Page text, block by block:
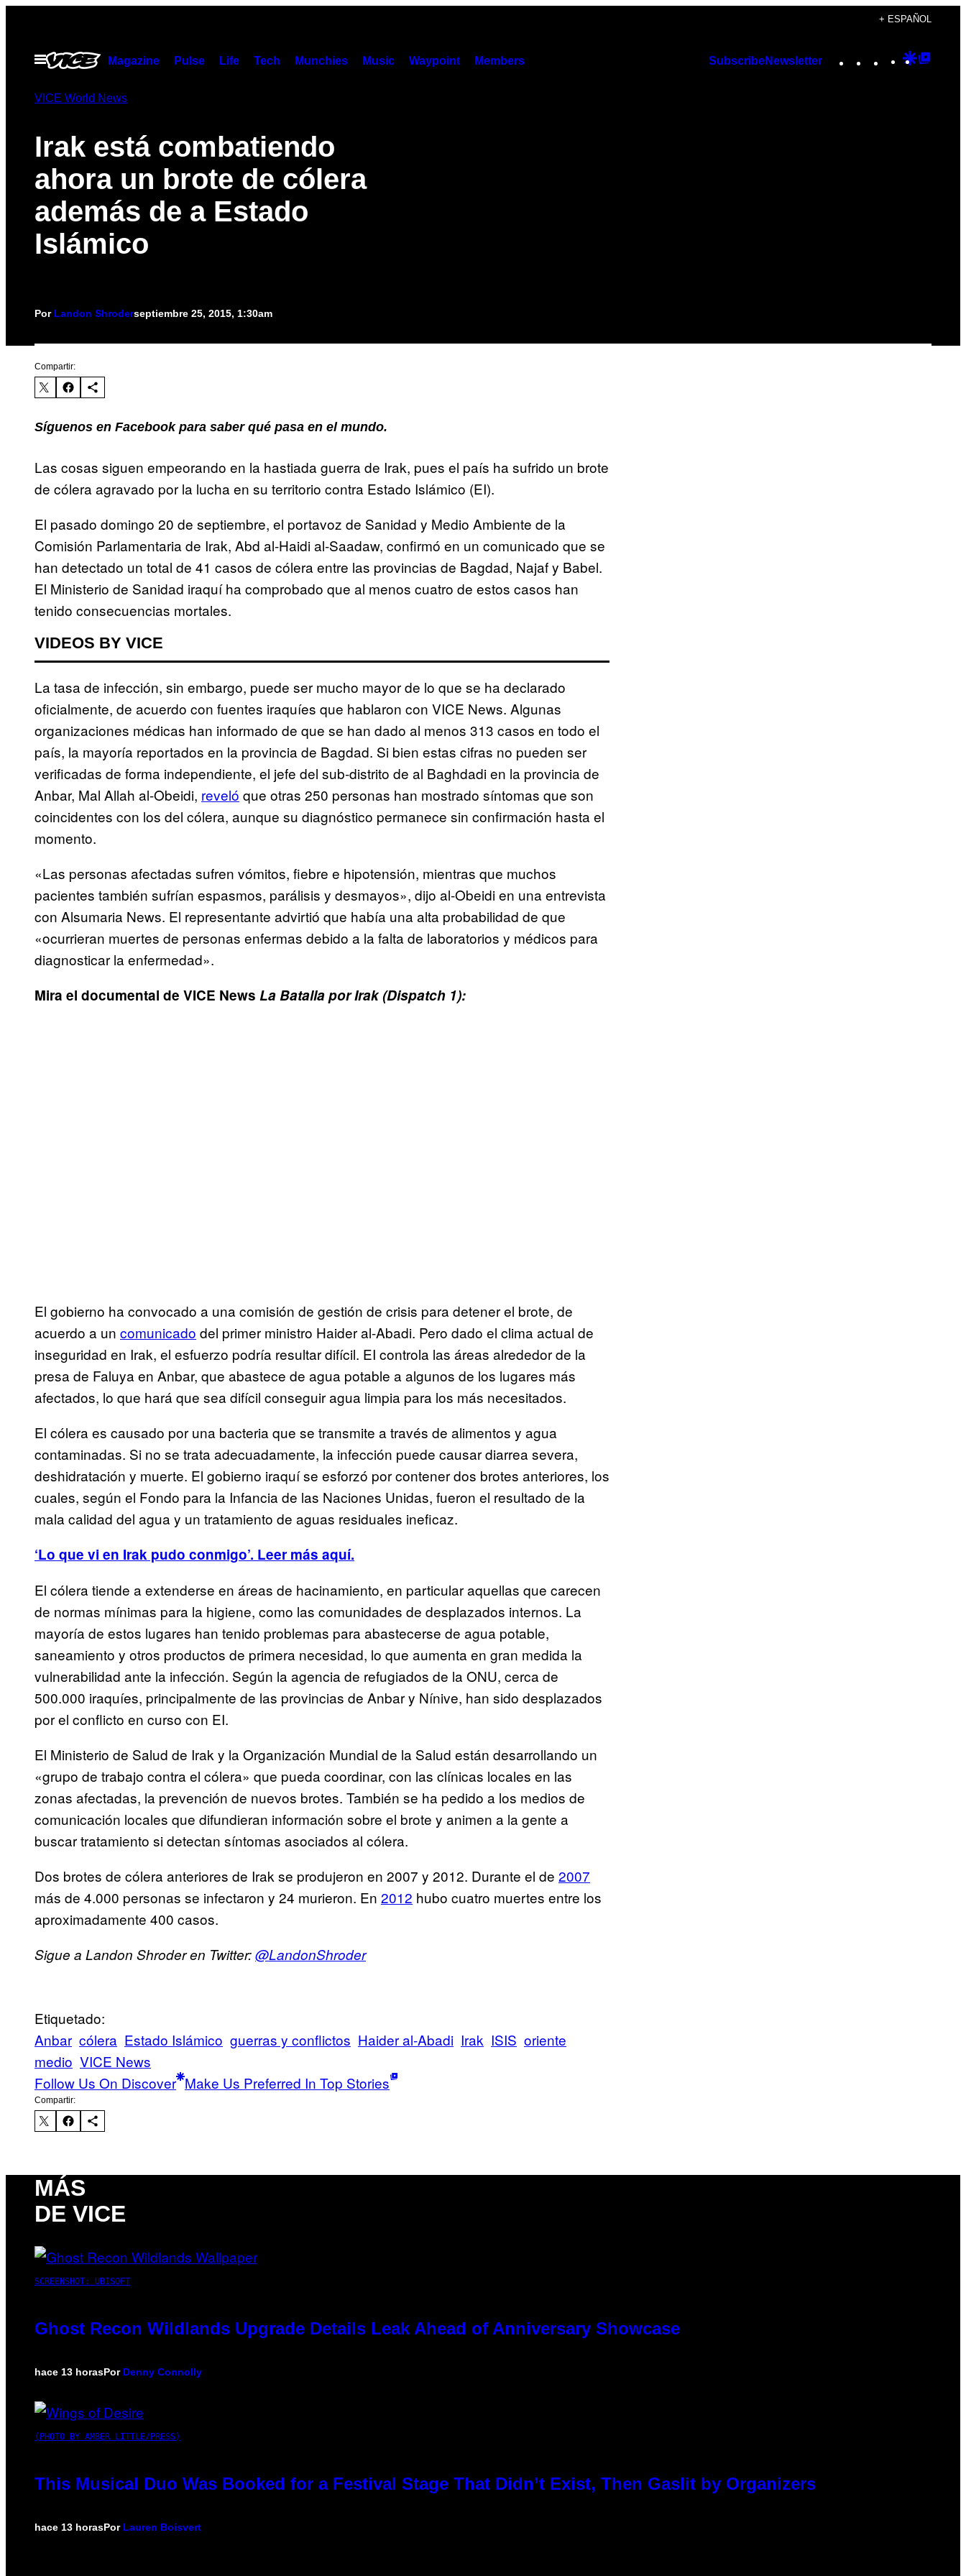
contenido
+ ESPAÑOL
Abrir
Menú
Magazine Pulse Life Tech Munchies Music Waypoint Members SubscribeNewsletter Instagram
TikTok
YouTube
Google
VICE World News
Irak está combatiendo
ahora un brote de cólera
además de a Estado
Islámico
Por Landon Shroderseptiembre 25, 2015, 1:30am
Compartir:
Síguenos en Facebook para saber qué pasa en el mundo.
Las cosas siguen empeorando en la hastiada guerra de Irak, pues el país ha sufrido un brote
de cólera agravado por la lucha en su territorio contra Estado Islámico (EI).
El pasado domingo 20 de septiembre, el portavoz de Sanidad y Medio Ambiente de la
Comisión Parlamentaria de Irak, Abd al-Haidi al-Saadaw, confirmó en un comunicado que se
han detectado un total de 41 casos de cólera entre las provincias de Bagdad, Najaf y Babel.
El Ministerio de Sanidad iraquí ha comprobado que al menos cuatro de estos casos han
tenido consecuencias mortales.
VIDEOS BY VICE
La tasa de infección, sin embargo, puede ser mucho mayor de lo que se ha declarado
oficialmente, de acuerdo con fuentes iraquíes que hablaron con VICE News. Algunas
organizaciones médicas han informado de que se han dado al menos 313 casos en todo el
país, la mayoría reportados en la provincia de Bagdad. Si bien estas cifras no pueden ser
verificadas de forma independiente, el jefe del sub-distrito de al Baghdadi en la provincia de
Anbar, Mal Allah al-Obeidi, reveló que otras 250 personas han mostrado síntomas que son
coincidentes con los del cólera, aunque su diagnóstico permanece sin confirmación hasta el
momento.
«Las personas afectadas sufren vómitos, fiebre e hipotensión, mientras que muchos
pacientes también sufrían espasmos, parálisis y desmayos», dijo al-Obeidi en una entrevista
con Alsumaria News. El representante advirtió que había una alta probabilidad de que
«ocurrieran muertes de personas enfermas debido a la falta de laboratorios y médicos para
diagnosticar la enfermedad».
Mira el documental de VICE News La Batalla por Irak (Dispatch 1):
El gobierno ha convocado a una comisión de gestión de crisis para detener el brote, de
acuerdo a un comunicado del primer ministro Haider al-Abadi. Pero dado el clima actual de
inseguridad en Irak, el esfuerzo podría resultar difícil. EI controla las áreas alrededor de la
presa de Faluya en Anbar, que abastece de agua potable a algunos de los lugares más
afectados, lo que hará que sea difícil conseguir agua limpia para los más necesitados.
El cólera es causado por una bacteria que se transmite a través de alimentos y agua
contaminadas. Si no se trata adecuadamente, la infección puede causar diarrea severa,
deshidratación y muerte. El gobierno iraquí se esforzó por contener dos brotes anteriores, los
cuales, según el Fondo para la Infancia de las Naciones Unidas, fueron el resultado de la
mala calidad del agua y un tratamiento de aguas residuales ineficaz.
‘Lo que vi en Irak pudo conmigo’. Leer más aquí.
El cólera tiende a extenderse en áreas de hacinamiento, en particular aquellas que carecen
de normas mínimas para la higiene, como las comunidades de desplazados internos. La
mayoría de estos lugares han tenido problemas para abastecerse de agua potable,
saneamiento y otros productos de primera necesidad, lo que aumenta en gran medida la
vulnerabilidad ante la infección. Según la agencia de refugiados de la ONU, cerca de
500.000 iraquíes, principalmente de las provincias de Anbar y Nínive, han sido desplazados
por el conflicto en curso con EI.
El Ministerio de Salud de Irak y la Organización Mundial de la Salud están desarrollando un
«grupo de trabajo contra el cólera» que pueda coordinar, con las clínicas locales en las
zonas afectadas, la prevención de nuevos brotes. También se ha pedido a los medios de
comunicación locales que difundieran información sobre el brote y animen a la gente a
buscar tratamiento si detectan síntomas asociados al cólera.
Dos brotes de cólera anteriores de Irak se produjeron en 2007 y 2012. Durante el de 2007
más de 4.000 personas se infectaron y 24 murieron. En 2012 hubo cuatro muertes entre los
aproximadamente 400 casos.
Sigue a Landon Shroder en Twitter:@LandonShroder
Etiquetado:
Anbar cólera Estado Islámico guerras y conflictos Haider al-Abadi Irak ISIS oriente
medio VICE News
Follow Us On Discover Make Us Preferred In Top Stories
Compartir:
MÁS
DE VICE
SCREENSHOT: UBISOFT
Ghost Recon Wildlands Upgrade Details Leak Ahead of Anniversary Showcase
hace 13 horasPor Denny Connolly
(PHOTO BY AMBER LITTLE/PRESS)
This Musical Duo Was Booked for a Festival Stage That Didn’t Exist, Then Gaslit by Organizers
hace 13 horasPor Lauren Boisvert